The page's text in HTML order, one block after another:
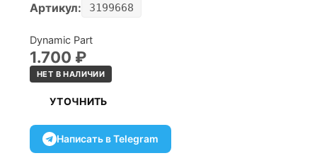
Артикул: 3199668
Dynamic Part
1.700 ₽
НЕТ В НАЛИЧИИ
УТОЧНИТЬ
Написать в Telegram